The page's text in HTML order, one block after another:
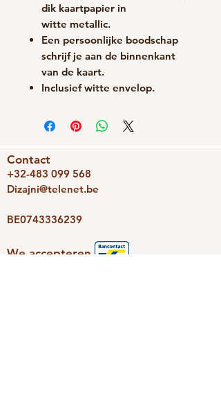
dik kaartpapier in
witte metallic.
Een persoonlijke boodschap
schrijf je aan de binnenkant
van de kaart.
Inclusief witte envelop.
Contact
+32-483 099 568
Dizajni@telenet.be
BE0743336239
We accepteren